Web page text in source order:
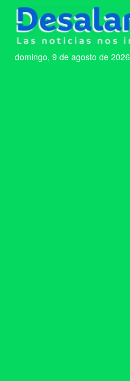
domingo, 9 de agosto de 2026